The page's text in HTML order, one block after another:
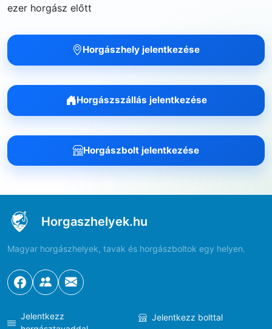
ezer horgász előtt
Horgászhely jelentkezése
Horgászszállás jelentkezése
Horgászbolt jelentkezése
Horgaszhelyek.hu
Magyar horgászhelyek, tavak és horgászboltok egy helyen.
Jelentkezz
Jelentkezz bolttal